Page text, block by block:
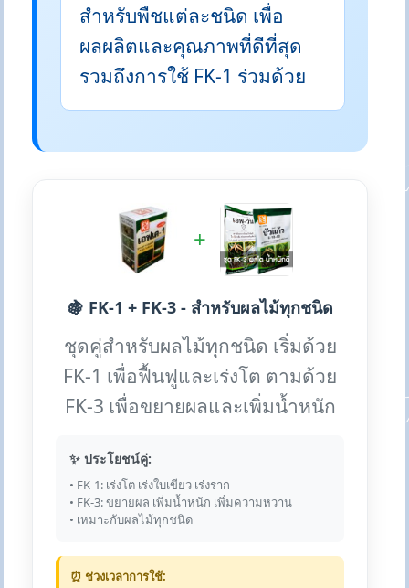
สำหรับพืชแต่ละชนิด เพื่อ
ผลผลิตและคุณภาพที่ดีที่สุด
รวมถึงการใช้ FK-1 ร่วมด้วย
+
🍇 FK-1 + FK-3 - สำหรับผลไม้ทุกชนิด
ชุดคู่สำหรับผลไม้ทุกชนิด เริ่มด้วย
FK-1 เพื่อฟื้นฟูและเร่งโต ตามด้วย
FK-3 เพื่อขยายผลและเพิ่มน้ำหนัก
✨ ประโยชน์คู่:
• FK-1: เร่งโต เร่งใบเขียว เร่งราก
• FK-3: ขยายผล เพิ่มน้ำหนัก เพิ่มความหวาน
• เหมาะกับผลไม้ทุกชนิด
⏰ ช่วงเวลาการใช้: